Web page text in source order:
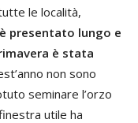
le località,
presentato lungo e
è stata
non sono
seminare l’orzo
utile ha